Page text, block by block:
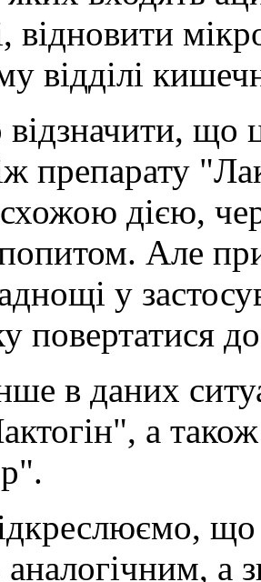
відновити
відділі
що
препарату
схожою дією,
Але
у
повертатися
в даних
а
що
а